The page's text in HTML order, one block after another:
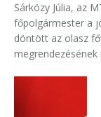
Sárközy Júlia, az
főpolgármester a
döntött az olasz
megrendezésének